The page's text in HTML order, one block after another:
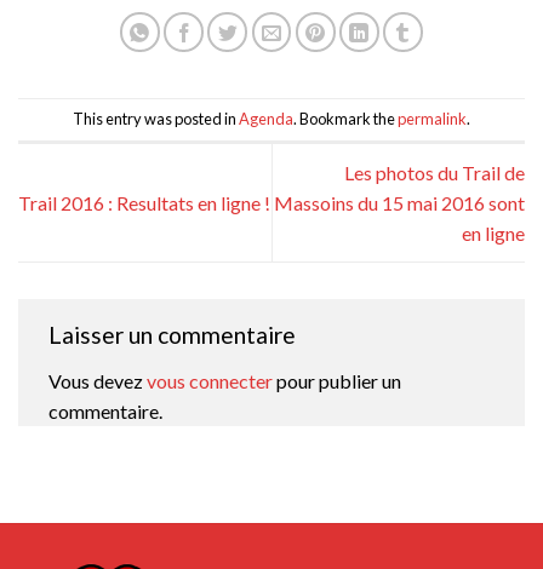
This entry was posted inAgenda. Bookmark thepermalink.
Trail 2016 : Resultats en ligne !
Les photos du Trail de
Massoins du 15 mai 2016 sont
en ligne
Laisser un commentaire
Vous devezvous connecterpour publier un
commentaire.